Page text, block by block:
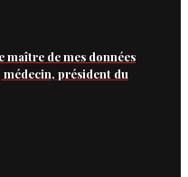
maître de mes données
médecin, président du